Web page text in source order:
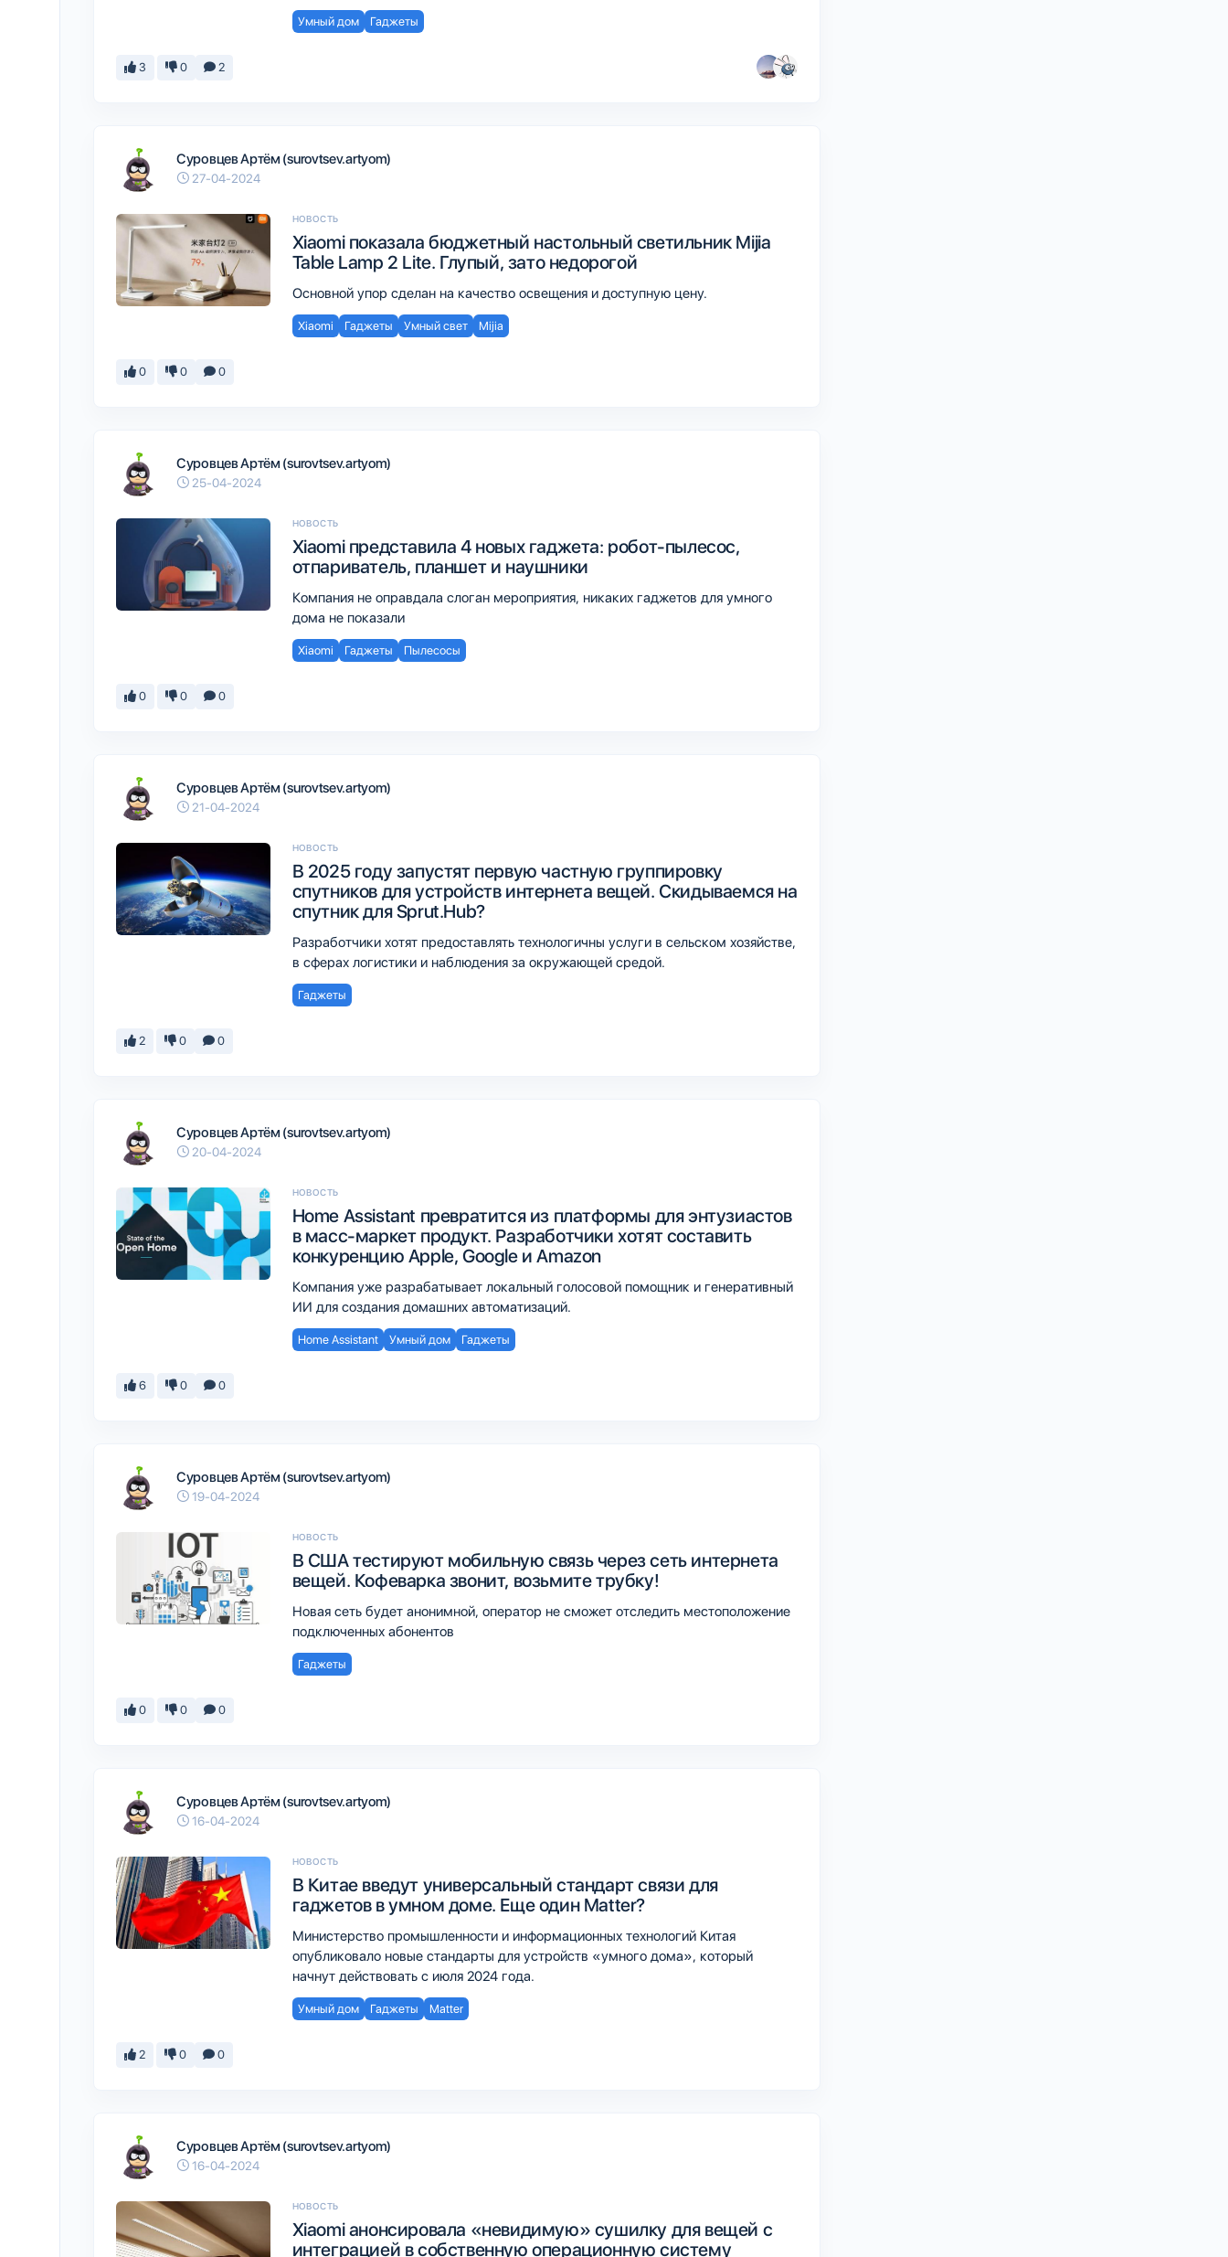
Умный дом Гаджеты
3 0 2
Суровцев Артём (surovtsev.artyom)
27-04-2024
НОВОСТЬ
Xiaomi показала бюджетный настольный светильник Mijia
Table Lamp 2 Lite. Глупый, зато недорогой
Основной упор сделан на качество освещения и доступную цену.
Xiaomi Гаджеты Умный свет Mijia
0 0 0
Суровцев Артём (surovtsev.artyom)
25-04-2024
НОВОСТЬ
Xiaomi представила 4 новых гаджета: робот-пылесос,
отпариватель, планшет и наушники
Компания не оправдала слоган мероприятия, никаких гаджетов для умного
дома не показали
Xiaomi Гаджеты Пылесосы
0 0 0
Суровцев Артём (surovtsev.artyom)
21-04-2024
НОВОСТЬ
В 2025 году запустят первую частную группировку
спутников для устройств интернета вещей. Скидываемся на
спутник для Sprut.Hub?
Разработчики хотят предоставлять технологичны услуги в сельском хозяйстве,
в сферах логистики и наблюдения за окружающей средой.
Гаджеты
2 0 0
Суровцев Артём (surovtsev.artyom)
20-04-2024
НОВОСТЬ
Home Assistant превратится из платформы для энтузиастов
в масс-маркет продукт. Разработчики хотят составить
конкуренцию Apple, Google и Amazon
Компания уже разрабатывает локальный голосовой помощник и генеративный
ИИ для создания домашних автоматизаций.
Home Assistant Умный дом Гаджеты
6 0 0
Суровцев Артём (surovtsev.artyom)
19-04-2024
НОВОСТЬ
В США тестируют мобильную связь через сеть интернета
вещей. Кофеварка звонит, возьмите трубку!
Новая сеть будет анонимной, оператор не сможет отследить местоположение
подключенных абонентов
Гаджеты
0 0 0
Суровцев Артём (surovtsev.artyom)
16-04-2024
НОВОСТЬ
В Китае введут универсальный стандарт связи для
гаджетов в умном доме. Еще один Matter?
Министерство промышленности и информационных технологий Китая
опубликовало новые стандарты для устройств «умного дома», который
начнут действовать с июля 2024 года.
Умный дом Гаджеты Matter
2 0 0
Суровцев Артём (surovtsev.artyom)
16-04-2024
НОВОСТЬ
Xiaomi анонсировала «‎невидимую»‎ сушилку для вещей с
интеграцией в собственную операционную систему